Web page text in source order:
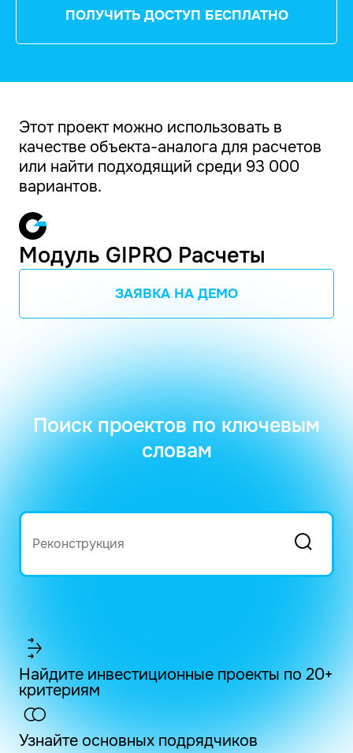
ПОЛУЧИТЬ ДОСТУП БЕСПЛАТНО
Этот проект можно использовать в
качестве объекта-аналога для расчетов
или найти подходящий среди 93 000
вариантов.
Модуль GIPRO Расчеты
ЗАЯВКА НА ДЕМО
Поиск проектов по ключевым
словам
Найдите инвестиционные проекты по 20+
критериям
Узнайте основных подрядчиков